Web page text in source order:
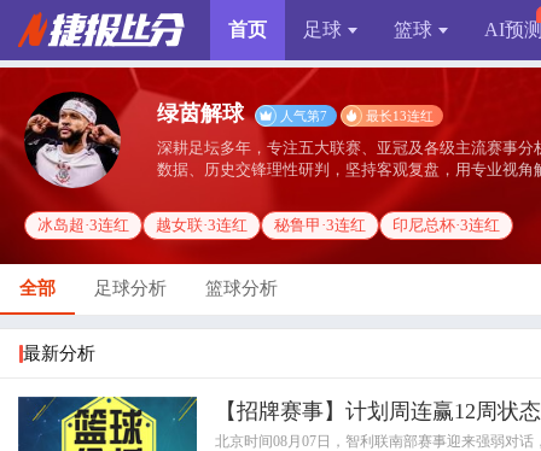
首页 足球 篮球 AI预
绿茵解球 人气第7 最长13连红
深耕足坛多年，专注五大联赛、亚冠及各级主流赛事分
数据、历史交锋理性研判，坚持客观复盘，用专业视角
冰岛超·3连红 越女联·3连红 秘鲁甲·3连红 印尼总杯·3连红
全部 足球分析 篮球分析
最新分析
【招牌赛事】计划周连赢12周状
北京时间08月07日，智利联南部赛事迎来强弱对